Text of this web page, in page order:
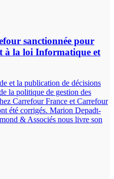
sanctionnée pour
à la loi Informatique et
et la publication de décisions
la politique de gestion des
Carrefour France et Carrefour
été corrigés. Marion Depadt-
& Associés nous livre son